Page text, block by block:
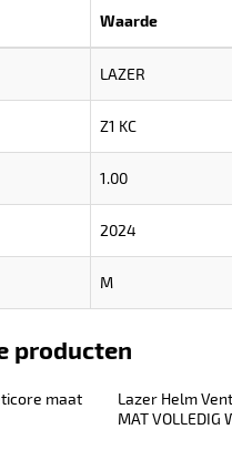
Waarde
LAZER
Z1 KC
1.00
2024
M
producten
maat
Lazer Helm
MAT VOLLEDIG